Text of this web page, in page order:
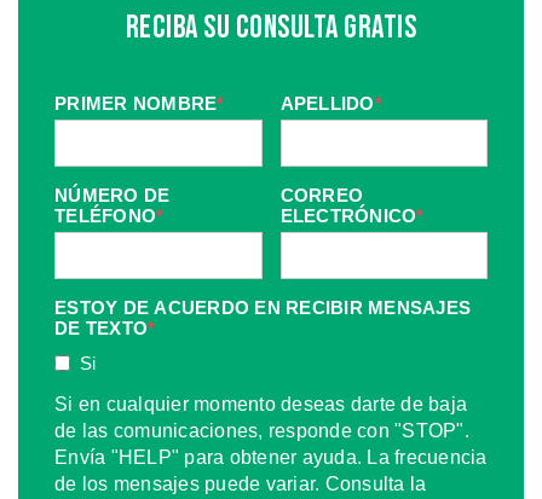
Reciba Su Consulta Gratis
PRIMER NOMBRE* APELLIDO*
NÚMERO DE
TELÉFONO*
CORREO
ELECTRÓNICO*
ESTOY DE ACUERDO EN RECIBIR MENSAJES
DE TEXTO*
Si
Si en cualquier momento deseas darte de baja
de las comunicaciones, responde con "STOP".
Envía "HELP" para obtener ayuda. La frecuencia
de los mensajes puede variar. Consulta la